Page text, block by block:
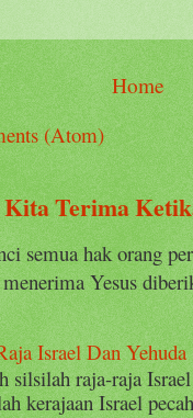
Home
(Atom)
Kita Terima
semua hak orang
Yesus
Israel Dan Yehuda
silsilah raja-raja
kerajaan Israel